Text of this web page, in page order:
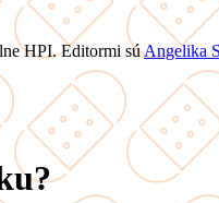
HPI. Editormi súAngelika